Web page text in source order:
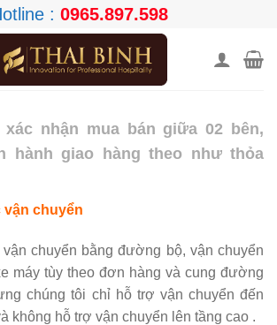
: 0965.897.598
xác nhận mua bán giữa 02 bên,
hành giao hàng theo như thỏa
chuyển
chuyển bằng đường bộ, vận chuyển
máy tùy theo đơn hàng và cung đường
chúng tôi chỉ hỗ trợ vận chuyển đến
không hỗ trợ vận chuyển lên tầng cao .